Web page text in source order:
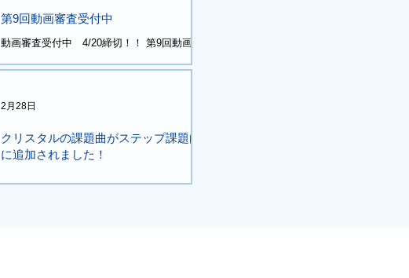
第9回動画審査受付中
動画審査受付中 4/20締切！！ 第9回動画審
とは、動画審査ならではの賞、特典があり
みの賞です。 クリスタル賞にはピアノ曲事
第9回オリジナルファイル、オリジナルキー
チェーン、ステッカーをお送りいたしま
す。 実音審査にご参加された方もぜひ、同
クリスタルの課題曲がステップ課題曲
に追加されました！
2月28日